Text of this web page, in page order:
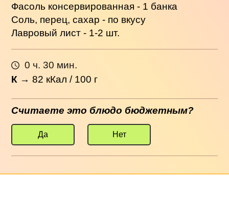
Фасоль консервированная - 1 банка
Соль, перец, сахар - по вкусу
Лавровый лист - 1-2 шт.
0 ч. 30 мин.
К →82 кКал / 100 г
Считаете это блюдо бюджетным?
Да Нет